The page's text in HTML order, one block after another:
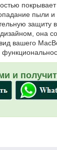
пыли и
защиту
она
вашего
и